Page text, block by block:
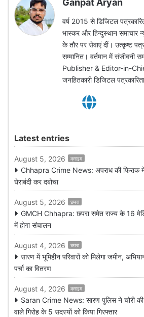
वर्ष 2015 से डिजिटल
भास्कर और हिन्दुस्थान समाचार
के तौर पर सेवाएं दीं। उत्कृष्ट
सम्मानित। वर्तमान में संजीवनी
Publisher & Editor-in-
जनहितकारी डिजिटल
Latest entries
August 5, 2026 क्राइम
Chhapra Crime News: अपराध की फिराक
घेराबंदी कर दबोचा
August 5, 2026 छपरा
GMCH Chhapra: छपरा समेत राज्य के 16
में होगा संचालन
August 4, 2026 छपरा
सारण में भूमिहीन परिवारों को मिलेगा जमीन,
पर्चा का वितरण
August 4, 2026 क्राइम
Saran Crime News: सारण पुलिस ने चोरी
वाले गिरोह के 5 सदस्यों को किया गिरफ्तार